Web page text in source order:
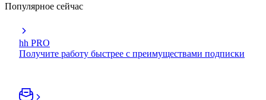
Популярное сейчас
hh PRO
Получите работу быстрее с преимуществами подписки